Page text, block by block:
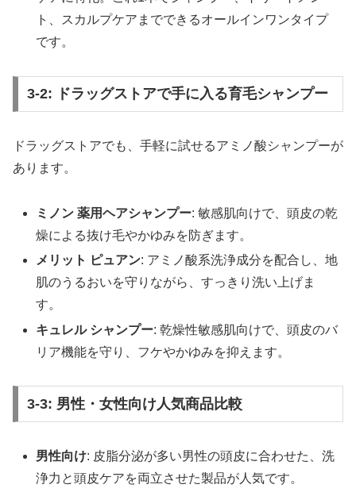
ト、スカルプケアまでできるオールインワンタイプ
です。
3-2: ドラッグストアで手に入る育毛シャンプー
ドラッグストアでも、手軽に試せるアミノ酸シャンプーが
あります。
ミノン 薬用ヘアシャンプー: 敏感肌向けで、頭皮の乾
燥による抜け毛やかゆみを防ぎます。
メリット ピュアン: アミノ酸系洗浄成分を配合し、地
肌のうるおいを守りながら、すっきり洗い上げま
す。
キュレル シャンプー: 乾燥性敏感肌向けで、頭皮のバ
リア機能を守り、フケやかゆみを抑えます。
3-3: 男性・女性向け人気商品比較
男性向け: 皮脂分泌が多い男性の頭皮に合わせた、洗
浄力と頭皮ケアを両立させた製品が人気です。